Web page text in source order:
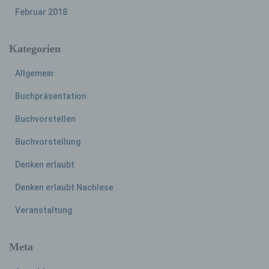
Februar 2018
Kategorien
Allgemein
Buchpräsentation
Buchvorstellen
Buchvorstellung
Denken erlaubt
Denken erlaubt Nachlese
Veranstaltung
Meta
oder identifizierbare natürliche Person (im
Person angesehen, die direkt oder indirekt,
Kennung wie einem Namen, zu einer
Online-Kennung oder zu einem oder
Ausdruck der physischen, physiologischen,
genetischen, psychischen, wirtschaftlichen,
kulturellen oder sozialen Identität dieser
natürlichen Person sind, identifiziert werden
b) betroffene Person